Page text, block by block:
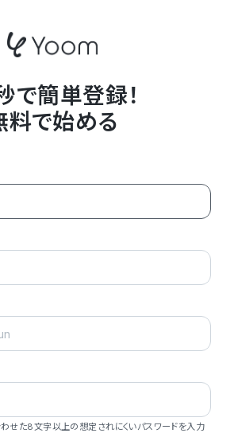
で簡単登録！
料で始める
せた8文字以上の想定されにくいパスワードを入力